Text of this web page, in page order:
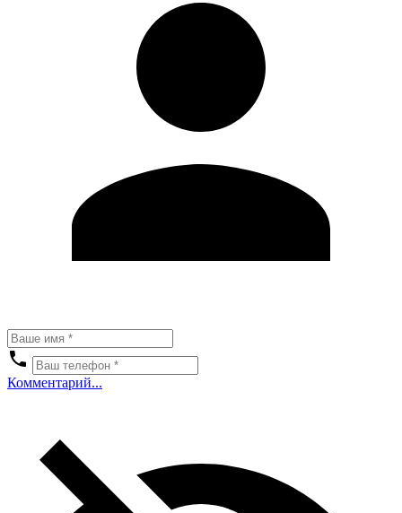
Комментарий...